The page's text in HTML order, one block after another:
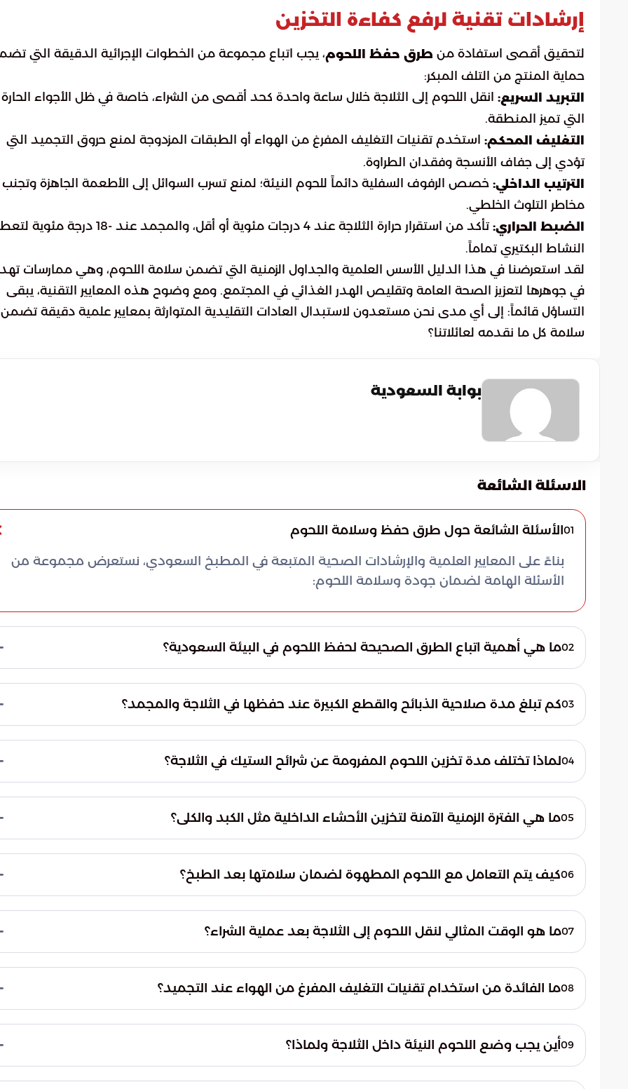
إرشادات تقنية لرفع كفاءة التخزين
لتحقيق أقصى استفادة من طرق حفظ اللحوم، يجب اتباع مجموعة من الخطوات الإجرائية الدقيقة التي
حماية المنتج من التلف المبكر:
التبريد السريع: انقل اللحوم إلى الثلاجة خلال ساعة واحدة كحد أقصى من الشراء، خاصة في ظل الأجواء الحارة
التي تميز المنطقة.
التغليف المحكم: استخدم تقنيات التغليف المفرغ من الهواء أو الطبقات المزدوجة لمنع حروق التجميد التي
تؤدي إلى جفاف الأنسجة وفقدان الطراوة.
الترتيب الداخلي: خصص الرفوف السفلية دائماً للحوم النيئة؛ لمنع تسرب السوائل إلى الأطعمة الجاهزة وتجنب
مخاطر التلوث الخلطي.
الضبط الحراري:
تأكد من استقرار حرارة الثلاجة عند 4 درجات مئوية أو أقل، والمجمد عند -18
النشاط البكتيري تماماً.
لقد استعرضنا في هذا الدليل الأسس العلمية والجداول الزمنية التي تضمن سلامة اللحوم، وهي ممارسات
في جوهرها لتعزيز الصحة العامة وتقليص الهدر الغذائي في المجتمع. ومع وضوح هذه المعايير التقنية، يبقى
التساؤل قائماً: إلى أي مدى نحن مستعدون لاستبدال العادات التقليدية المتوارثة بمعايير علمية دقيقة تضمن
سلامة كل ما نقدمه لعائلاتنا؟
بوابة السعودية
الاسئلة الشائعة
01الأسئلة الشائعة حول طرق حفظ وسلامة اللحوم
بناءً على المعايير العلمية والإرشادات الصحية المتبعة في المطبخ السعودي، نستعرض مجموعة من
الأسئلة الهامة لضمان جودة وسلامة اللحوم:
02ما هي أهمية اتباع الطرق الصحيحة لحفظ اللحوم في البيئة السعودية؟
التخزين الصحيح في حماية البروتينات من التحلل الكيميائي والحفاظ على نسيج اللحم وقيمته الغذائية
الكاملة.
03كم تبلغ مدة صلاحية الذبائح والقطع الكبيرة عند حفظها في الثلاجة والمجمد؟
تخزينها لفترة أطول، فإن المجمد يحافظ على خصائصها الحيوية لمدة تصل إلى 6 أشهر.04لماذا تختلف مدة تخزين اللحوم المفرومة عن شرائح الستيك في الثلاجة؟
تُحفظ لمدة 24-48 ساعة فقط. بينما تظل شرائح الستيك صالحة لمدة تتراوح بين 3 إلى 5 أيام.05ما هي الفترة الزمنية الآمنة لتخزين الأحشاء الداخلية مثل الكبد والكلى؟
تجميدها، ينصح باستهلاكها خلال فترة لا تتعدى 4 أشهر لضمان جودة المذاق والقوام.06كيف يتم التعامل مع اللحوم المطهوة لضمان سلامتها بعد الطبخ؟
لمدة تتراوح بين شهرين إلى 3 أشهر، مع ضرورة تدوين تاريخ التجميد على العبوة.07ما هو الوقت المثالي لنقل اللحوم إلى الثلاجة بعد عملية الشراء؟
ذلك يحفز النشاط البكتيري ويقلل من جودة اللحم وسلامته الصحية.08ما الفائدة من استخدام تقنيات التغليف المفرغ من الهواء عند التجميد؟
جفاف الأنسجة وفقدان طراوة اللحم، مما يؤثر سلباً على تجربة التناول والمذاق النهائي.09أين يجب وضع اللحوم النيئة داخل الثلاجة ولماذا؟